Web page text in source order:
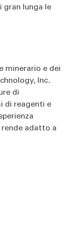
gran lunga le
minerario e dei
Inc.
di
di reagenti e
adatto a